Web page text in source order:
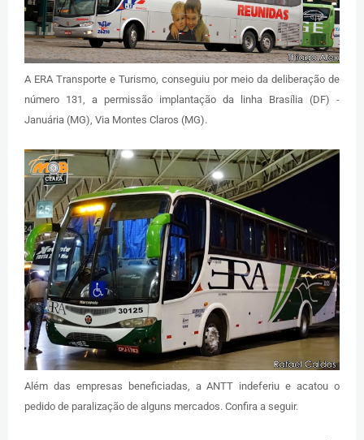
A ERA Transporte e Turismo, conseguiu por meio da deliberação de
número 131, a permissão implantação da linha Brasília (DF) -
Januária (MG), Via Montes Claros (MG).
Além das empresas beneficiadas, a ANTT indeferiu e acatou o
pedido de paralização de alguns mercados. Confira a seguir.